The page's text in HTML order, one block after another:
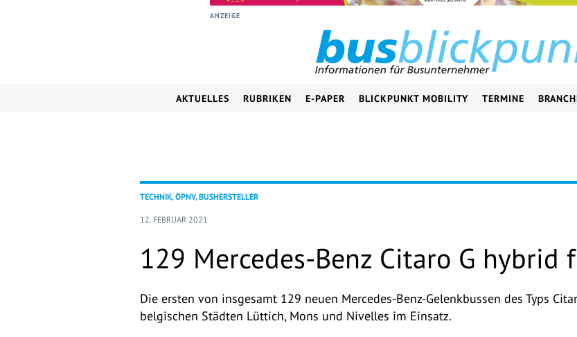
ANZEIGE
AKTUELLES RUBRIKEN E-PAPER BLICKPUNKT MOBILITY TERMINE
TECHNIK, ÖPNV, BUSHERSTELLER
12. FEBRUAR 2021
129 Mercedes-Benz Citaro G hybrid
Die ersten von insgesamt 129 neuen Mercedes-Benz-Gelenkbussen des Typs
belgischen Städten Lüttich, Mons und Nivelles im Einsatz.